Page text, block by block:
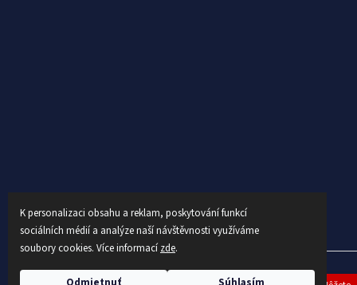
K personalizaci obsahu a reklam, poskytování funkcí
sociálních médií a analýze naší návštěvnosti využíváme
soubory cookies. Více informacízde.